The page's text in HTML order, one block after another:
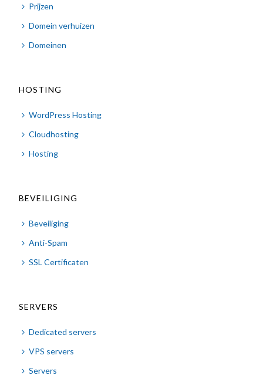
Prijzen
Domein verhuizen
Domeinen
HOSTING
WordPress Hosting
Cloudhosting
Hosting
BEVEILIGING
Beveiliging
Anti-Spam
SSL Certificaten
SERVERS
Dedicated servers
VPS servers
Servers